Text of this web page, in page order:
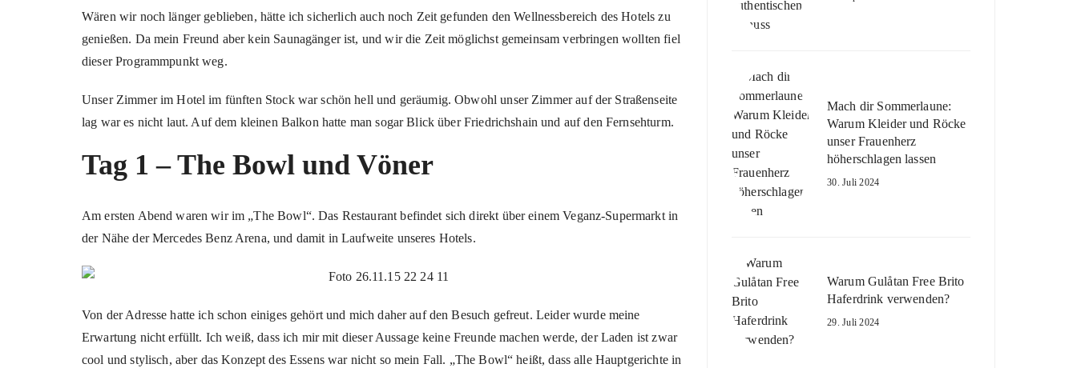
Wären wir noch länger geblieben, hätte ich sicherlich auch noch Zeit gefunden den Wellnessbereich des Hotels zu
genießen. Da mein Freund aber kein Saunagänger ist, und wir die Zeit möglichst gemeinsam verbringen wollten fiel
dieser Programmpunkt weg.
Unser Zimmer im Hotel im fünften Stock war schön hell und geräumig. Obwohl unser Zimmer auf der Straßenseite
lag war es nicht laut. Auf dem kleinen Balkon hatte man sogar Blick über Friedrichshain und auf den Fernsehturm.
Tag 1 – The Bowl und Vöner
Am ersten Abend waren wir im „The Bowl“. Das Restaurant befindet sich direkt über einem Veganz-Supermarkt in
der Nähe der Mercedes Benz Arena, und damit in Laufweite unseres Hotels.
Von der Adresse hatte ich schon einiges gehört und mich daher auf den Besuch gefreut. Leider wurde meine
Erwartung nicht erfüllt. Ich weiß, dass ich mir mit dieser Aussage keine Freunde machen werde, der Laden ist zwar
cool und stylisch, aber das Konzept des Essens war nicht so mein Fall. „The Bowl“ heißt, dass alle Hauptgerichte in
Mach dir Sommerlaune:
Warum Kleider und Röcke
unser Frauenherz
höherschlagen lassen
30. Juli 2024
Warum Gulåtan Free Brito
Haferdrink verwenden?
29. Juli 2024